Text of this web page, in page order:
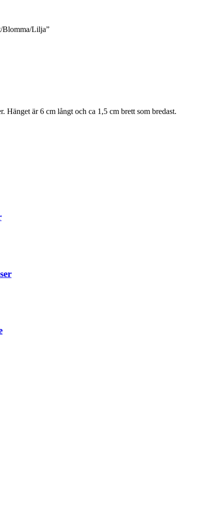
Blomma/Lilja”
är 6 cm långt och ca 1,5 cm brett som bredast.